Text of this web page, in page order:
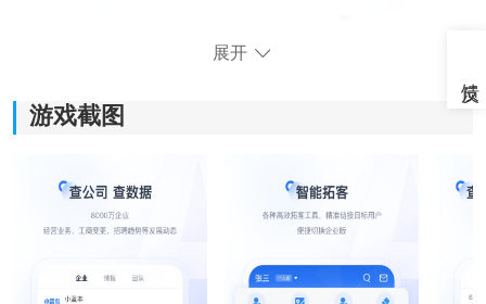
1.用户可以通过软件认识到很多企业用户，能够在这个软
展开
游戏截图